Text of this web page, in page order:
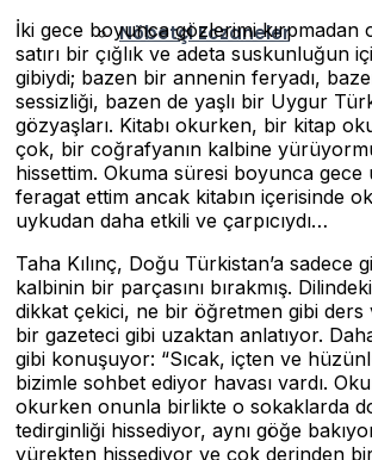
Nöbetçi Eczaneler
İki gece boyunca gözlerimi kırpmadan
satırı bir çığlık ve adeta suskunluğun
gibiydi; bazen bir annenin feryadı,
sessizliği, bazen de yaşlı bir Uygur
gözyaşları. Kitabı okurken, bir kitap
çok, bir coğrafyanın kalbine
hissettim. Okuma süresi boyunca gece
feragat ettim ancak kitabın içerisinde
uykudan daha etkili ve çarpıcıydı…
Taha Kılınç, Doğu Türkistan’a sadece
kalbinin bir parçasını bırakmış.
dikkat çekici, ne bir öğretmen gibi ders
bir gazeteci gibi uzaktan anlatıyor.
gibi konuşuyor: “Sıcak, içten ve
bizimle sohbet ediyor havası vardı.
okurken onunla birlikte o sokaklarda
tedirginliği hissediyor, aynı göğe
yürekten hissediyor ve çok derinden